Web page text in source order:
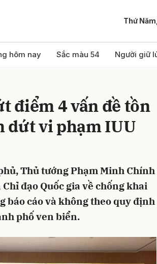
Thứ
hôm nay Sắc màu 54 Người giữ
điểm 4 vấn đề tồn
dứt vi phạm IUU
Thủ tướng Phạm Minh Chính
đạo Quốc gia về chống khai
báo cáo và không theo quy định
phố ven biển.
Hủy